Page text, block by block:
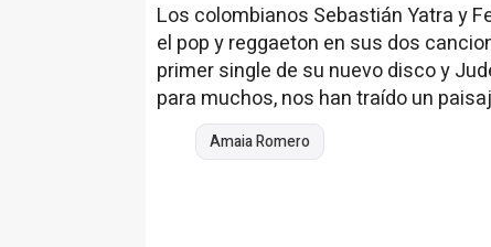
Los colombianos Sebastián Yatra y
el pop y reggaeton en sus dos
primer single de su nuevo disco y
para muchos, nos han traído un
Amaia Romero